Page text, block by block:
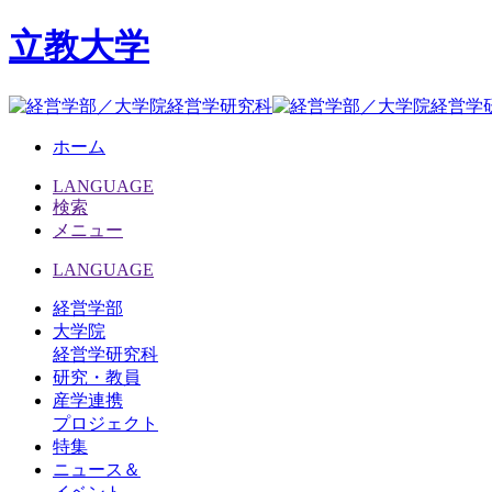
立教大学
ホーム
LANGUAGE
検索
メニュー
LANGUAGE
経営学部
大学院
経営学研究科
研究・教員
産学連携
プロジェクト
特集
ニュース＆